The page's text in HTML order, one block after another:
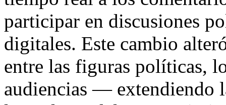
participar en discusiones
digitales. Este cambio
entre las figuras políticas,
audiencias — extendiendo